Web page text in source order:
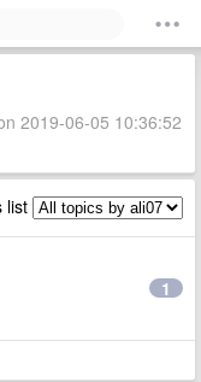
2019-06-05 10:36:52
list
1